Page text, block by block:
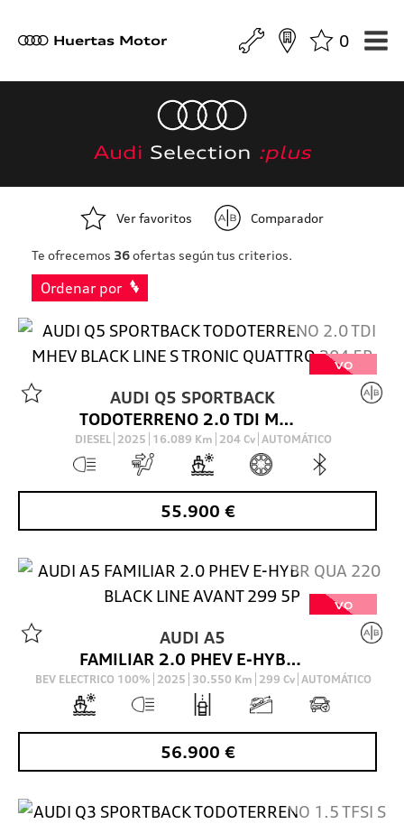
a Huertas Motor 0
Audi Selection :plus
Ver favoritos Comparador
Te ofrecemos 36ofertas según tus criterios.
Ordenar por
VO
AUDI Q5 SPORTBACK
TODOTERRENO 2.0 TDI MHEV BLACK LINE S TRONIC QUATTRO 204 5P
DIESEL 2025 16.089 Km 204 Cv AUTOMÁTICO
55.900 €
VO
AUDI A5
FAMILIAR 2.0 PHEV E-HYBR QUA 220 BLACK LINE AVANT 299 5P
BEV ELECTRICO 100% 2025 30.550 Km 299 Cv AUTOMÁTICO
56.900 €